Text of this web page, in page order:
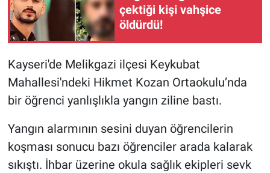
çektiği kişi vahşice
öldürdü!
Kayseri'de Melikgazi ilçesi Keykubat
Mahallesi'ndeki Hikmet Kozan Ortaokulu’nda
bir öğrenci yanlışlıkla yangın ziline bastı.
Yangın alarmının sesini duyan öğrencilerin
koşması sonucu bazı öğrenciler arada kalarak
sıkıştı. İhbar üzerine okula sağlık ekipleri sevk
Gündem Özel
Günün görüntüsü
Haber
Kimdir